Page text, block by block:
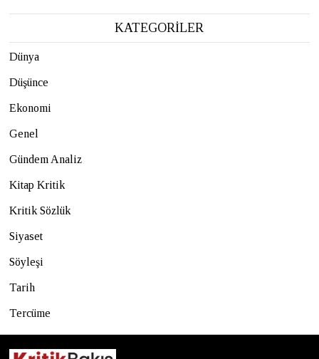
KATEGORİLER
Dünya
Düşünce
Ekonomi
Genel
Gündem Analiz
Kitap Kritik
Kritik Sözlük
Siyaset
Söyleşi
Tarih
Tercüme